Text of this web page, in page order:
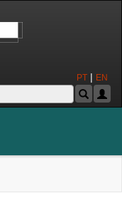
PT | EN